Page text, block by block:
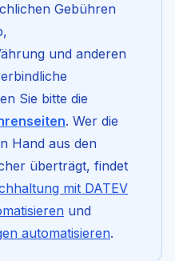
Gebühren
und anderen
Sie bitte die
. Wer die
Hand aus den
überträgt, findet
mit DATEV
und
automatisieren.